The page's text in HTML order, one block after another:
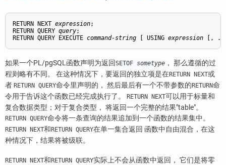
RETURN NEXT expression;
RETURN QUERY query;
RETURN QUERY EXECUTE command-string USING expression ,
如果一个PL/pgSQL函数声明为返回SETOF sometype ， 那么遵循的过
程则略有不同。 在这种情况下，要返回的独立项是在RETURN NEXT或
者 RETURN QUERY命令里声明的， 然后最后有一个不带参数的 RETURN命
令用于告诉这个函数已经完成执行了。
RETURN NEXT可以用于标量和
复合数据类型；对于复合类型， 将返回一个完整的结果"table"。
RETURN QUERY命令将一条查询的结果追加到一个函数的结果集中。
RETURN NEXT和 RETURN QUERY在单一集合返回 函数中自由混合，在这
种情况下，结果将被级联。
RETURN NEXT和RETURN QUERY实际上不会从函数中返回， 它们是将零